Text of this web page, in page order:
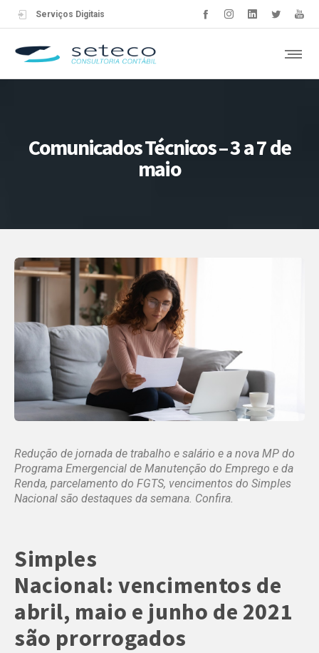
Serviços Digitais
Comunicados Técnicos – 3 a 7 de
maio
Redução de jornada de trabalho e salário e a nova MP do
Programa Emergencial de Manutenção do Emprego e da
Renda, parcelamento do FGTS, vencimentos do Simples
Nacional são destaques da semana. Confira.
Simples
Nacional:vencimentos de
abril, maio e junho de 2021
são prorrogados